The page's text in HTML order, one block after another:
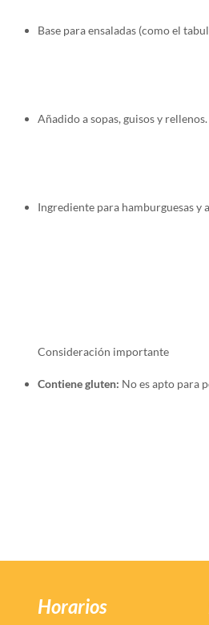
Base para ensaladas (como el
Añadido a sopas, guisos y rellenos.
Ingrediente para hamburguesas y
Consideración importante
Contiene gluten: No es apto para
Horarios